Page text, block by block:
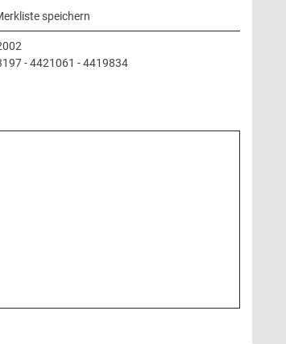
speichern
- 4421061 - 4419834